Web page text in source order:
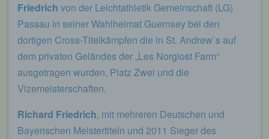
Friedrich von der Leichtathletik Gemeinschaft (LG)
Passau in seiner Wahlheimat Guernsey bei den
dortigen Cross-Titelkämpfen die in St. Andrew`s auf
dem privaten Geländes der „Les Norgiost Farm“
ausgetragen wurden, Platz Zwei und die
Vizemeisterschaften.
Richard Friedrich, mit mehreren Deutschen und
Bayerischen Meistertiteln und 2011 Sieger des